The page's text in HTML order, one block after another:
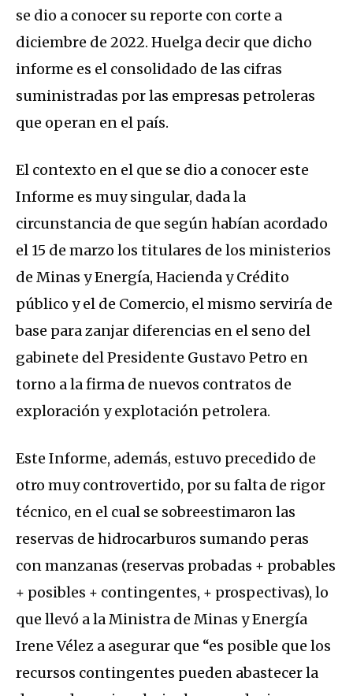
se dio a conocer su reporte con corte a
diciembre de 2022. Huelga decir que dicho
informe es el consolidado de las cifras
suministradas por las empresas petroleras
que operan en el país.
El contexto en el que se dio a conocer este
Informe es muy singular, dada la
circunstancia de que según habían acordado
el 15 de marzo los titulares de los ministerios
de Minas y Energía, Hacienda y Crédito
público y el de Comercio, el mismo serviría de
base para zanjar diferencias en el seno del
gabinete del Presidente Gustavo Petro en
torno a la firma de nuevos contratos de
exploración y explotación petrolera.
Este Informe, además, estuvo precedido de
otro muy controvertido, por su falta de rigor
técnico, en el cual se sobreestimaron las
reservas de hidrocarburos sumando peras
con manzanas (reservas probadas + probables
+ posibles + contingentes, + prospectivas), lo
que llevó a la Ministra de Minas y Energía
Irene Vélez a asegurar que “es posible que los
recursos contingentes pueden abastecer la